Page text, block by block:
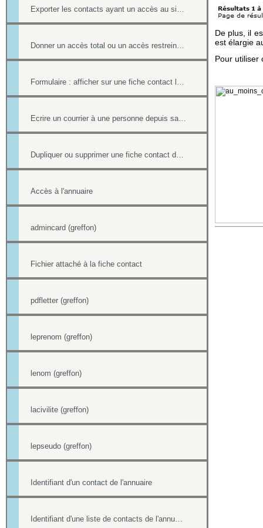
Exporter les contacts ayant un accès au site (fonction avancée)
Donner un accès total ou un accès restreint à l'annuaire
Formulaire : afficher sur une fiche contact le lien ou le contenu d'un formulaire
Ecrire un courrier à une personne depuis sa fiche contact
Dupliquer ou supprimer une fiche contact de l'annuaire
Accès à l'annuaire
admincard (greffon)
Fichier attaché à la fiche contact
pdfletter (greffon)
leprenom (greffon)
lenom (greffon)
lacivilite (greffon)
lepseudo (greffon)
Identifiant d'un contact de l'annuaire
Identifiant d'une liste de contacts de l'annuaire
De plus, il
est élargie
Pour utiliser